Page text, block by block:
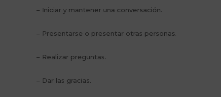
– Iniciar y mantener una conversación.
– Presentarse o presentar otras personas.
– Realizar preguntas.
– Dar las gracias.